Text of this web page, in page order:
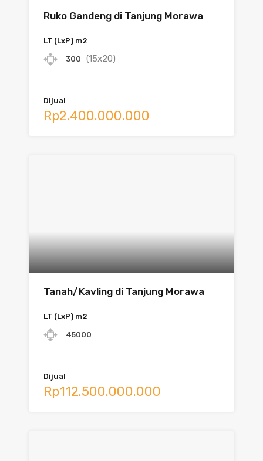
Ruko Gandeng di Tanjung Morawa
LT (LxP) m2
300 (15x20)
Dijual
Rp2.400.000.000
Tanah/Kavling di Tanjung Morawa
LT (LxP) m2
45000
Dijual
Rp112.500.000.000